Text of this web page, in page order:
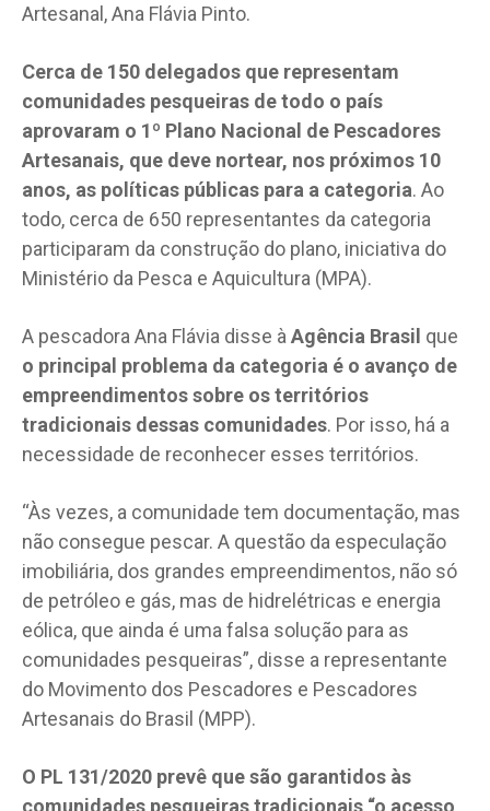
Artesanal, Ana Flávia Pinto.
Cerca de 150 delegados que representam
comunidades pesqueiras de todo o país
aprovaram o 1º Plano Nacional de Pescadores
Artesanais, que deve nortear, nos próximos 10
anos, as políticas públicas para a categoria. Ao
todo, cerca de 650 representantes da categoria
participaram da construção do plano, iniciativa do
Ministério da Pesca e Aquicultura (MPA).
A pescadora Ana Flávia disse à Agência Brasil que
o principal problema da categoria é o avanço de
empreendimentos sobre os territórios
tradicionais dessas comunidades. Por isso, há a
necessidade de reconhecer esses territórios.
“Às vezes, a comunidade tem documentação, mas
não consegue pescar. A questão da especulação
imobiliária, dos grandes empreendimentos, não só
de petróleo e gás, mas de hidrelétricas e energia
eólica, que ainda é uma falsa solução para as
comunidades pesqueiras”, disse a representante
do Movimento dos Pescadores e Pescadores
Artesanais do Brasil (MPP).
O PL 131/2020 prevê que são garantidos às
comunidades pesqueiras tradicionais “o acesso